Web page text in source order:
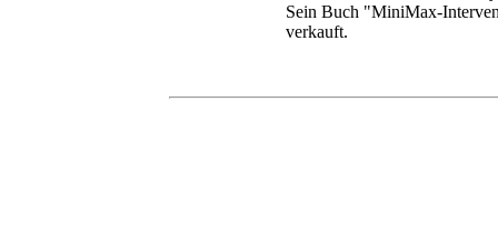
Sein Buch "MiniMax-
verkauft.